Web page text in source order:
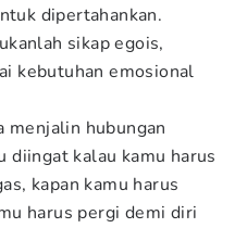
dipertahankan.
sikap egois,
kebutuhan emosional
menjalin hubungan
diingat kalau kamu harus
kapan kamu harus
harus pergi demi diri